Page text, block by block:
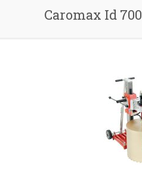
Caromax Id 700